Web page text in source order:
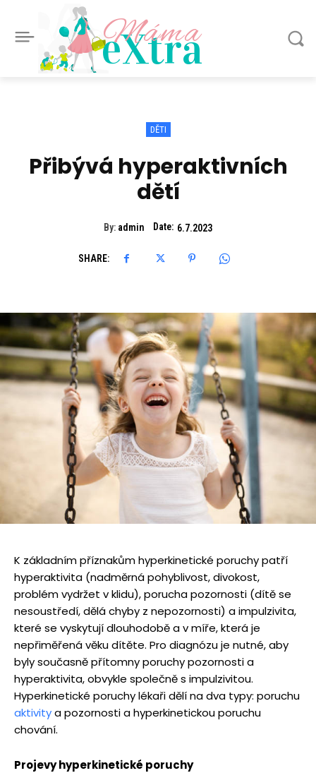
eXtra
Máma
DĚTI
Přibývá hyperaktivních
dětí
By: admin Date: 6.7.2023
SHARE:
K základním příznakům hyperkinetické poruchy patří
hyperaktivita (nadměrná pohyblivost, divokost,
problém vydržet v klidu), porucha pozornosti (dítě se
nesoustředí, dělá chyby z nepozornosti) a impulzivita,
které se vyskytují dlouhodobě a v míře, která je
nepřiměřená věku dítěte. Pro diagnózu je nutné, aby
byly současně přítomny poruchy pozornosti a
hyperaktivita, obvykle společně s impulzivitou.
Hyperkinetické poruchy lékaři dělí na dva typy: poruchu
aktivitya pozornosti a hyperkinetickou poruchu
chování.
Projevy hyperkinetické poruchy